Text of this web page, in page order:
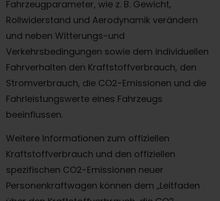
Fahrzeugparameter, wie z. B. Gewicht,
Rollwiderstand und Aerodynamik verändern
und neben Witterungs-und
Verkehrsbedingungen sowie dem individuellen
Fahrverhalten den Kraftstoffverbrauch, den
Stromverbrauch, die CO2-Emissionen und die
Fahrleistungswerte eines Fahrzeugs
beeinflussen.
Weitere Informationen zum offiziellen
Kraftstoffverbrauch und den offiziellen
spezifischen CO2-Emissionen neuer
Personenkraftwagen können dem „Leitfaden